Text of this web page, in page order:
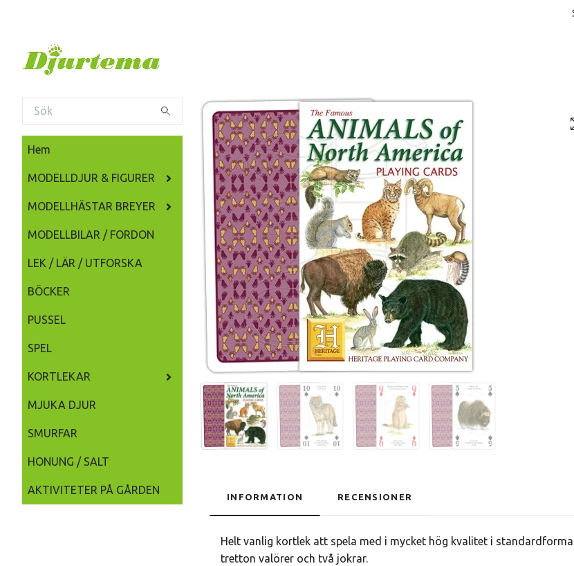
Hem
MODELLDJUR & FIGURER
MODELLHÄSTAR BREYER
MODELLBILAR / FORDON
LEK / LÄR / UTFORSKA
BÖCKER
PUSSEL
SPEL
KORTLEKAR
MJUKA DJUR
SMURFAR
HONUNG / SALT
AKTIVITETER PÅ GÅRDEN
INFORMATION RECENSIONER
Helt vanlig kortlek att spela med i mycket hög kvalitet i
tretton valörer och två jokrar.